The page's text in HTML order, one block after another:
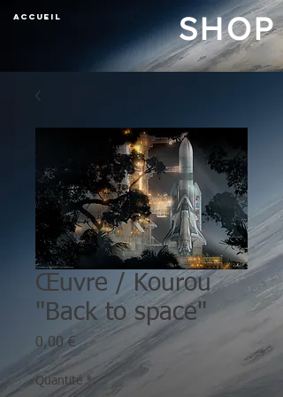
ACCUEIL SHOP
Œuvre / Kourou
"Back to space"
0,00 €Prix
Quantité *